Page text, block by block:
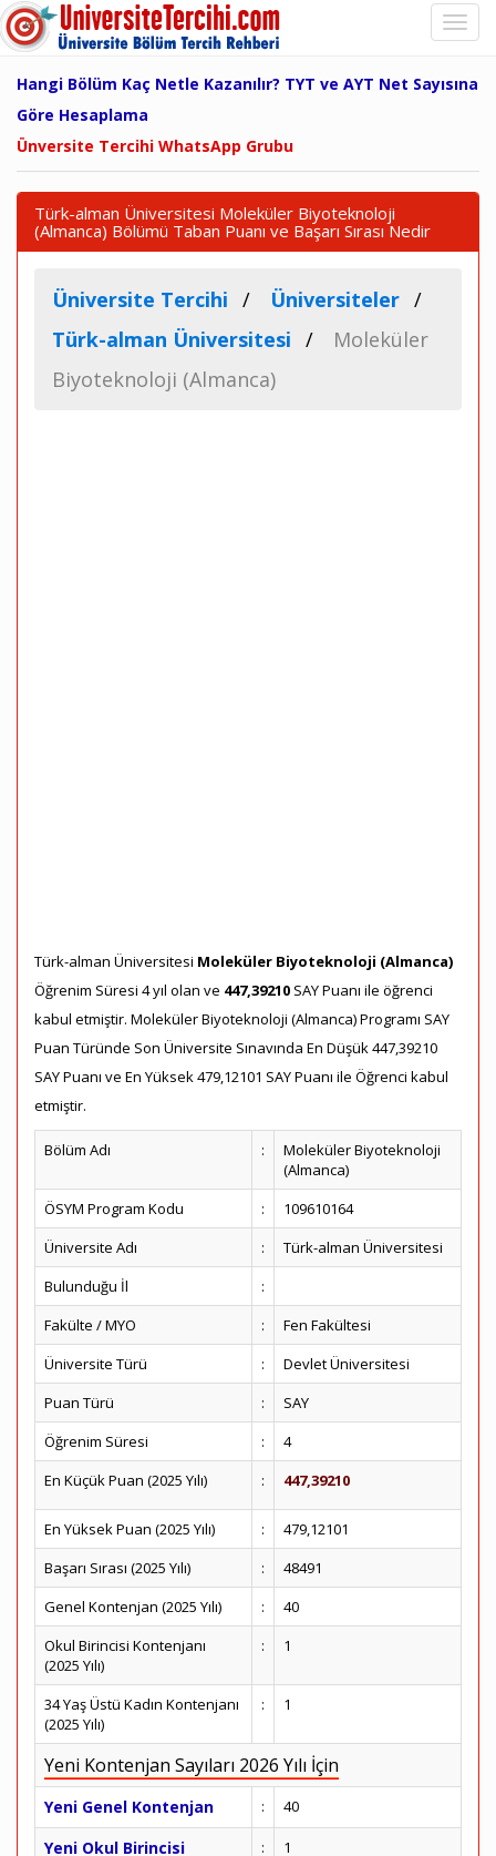
Hangi Bölüm Kaç Netle Kazanılır? TYT ve AYT Net Sayısına
Göre Hesaplama
Ünversite Tercihi WhatsApp Grubu
Türk-alman Üniversitesi Moleküler Biyoteknoloji
(Almanca) Bölümü Taban Puanı ve Başarı Sırası Nedir
Üniversite Tercihi
Üniversiteler
Türk-alman Üniversitesi
Moleküler
Biyoteknoloji (Almanca)
Türk-alman Üniversitesi Moleküler Biyoteknoloji (Almanca)
Öğrenim Süresi 4 yıl olan ve 447,39210 SAY Puanı ile öğrenci
kabul etmiştir. Moleküler Biyoteknoloji (Almanca) Programı SAY
Puan Türünde Son Üniversite Sınavında En Düşük 447,39210
SAY Puanı ve En Yüksek 479,12101 SAY Puanı ile Öğrenci kabul
etmiştir.
Bölüm Adı :
Moleküler Biyoteknoloji
(Almanca)
ÖSYM Program Kodu
:
109610164
Üniversite Adı
:
Türk-alman Üniversitesi
Bulunduğu İl
:
Fakülte / MYO
:
Fen Fakültesi
Üniversite Türü
:
Devlet Üniversitesi
Puan Türü
:
SAY
Öğrenim Süresi
:
4
En Küçük Puan (2025 Yılı)
: 447,39210
En Yüksek Puan (2025 Yılı) :
479,12101
Başarı Sırası (2025 Yılı)
:
48491
Genel Kontenjan (2025 Yılı)
:
40
Okul Birincisi Kontenjanı
(2025 Yılı)
: 1
34 Yaş Üstü Kadın Kontenjanı
(2025 Yılı)
: 1
Yeni Kontenjan Sayıları 2026 Yılı İçin
Yeni Genel Kontenjan : 40
Yeni Okul Birincisi
: 1